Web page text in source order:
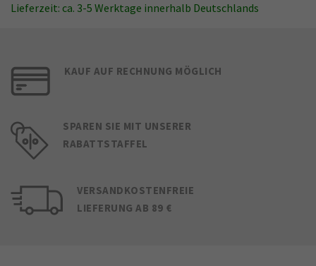
Lieferzeit: ca. 3-5 Werktage innerhalb Deutschlands
KAUF AUF RECHNUNG MÖGLICH
SPAREN SIE MIT UNSERER
RABATTSTAFFEL
VERSANDKOSTENFREIE
LIEFERUNG AB 89 €